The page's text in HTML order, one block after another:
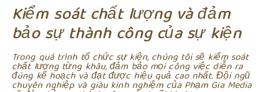
Kiểm soát chất lượng và đảm
bảo sự thành công của sự kiện
Trong quá trình tổ chức sự kiện, chúng tôi sẽ kiểm soát
chất lượng từng khâu, đảm bảo mọi công việc diễn ra
đúng kế hoạch và đạt được hiệu quả cao nhất. Đội ngũ
chuyên nghiệp và giàu kinh nghiệm của Phạm Gia Media